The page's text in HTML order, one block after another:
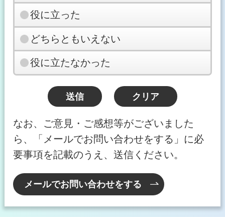
役に立った
どちらともいえない
役に立たなかった
なお、ご意見・ご感想等がございました
ら、「メールでお問い合わせをする」に必
要事項を記載のうえ、送信ください。
メールでお問い合わせをする